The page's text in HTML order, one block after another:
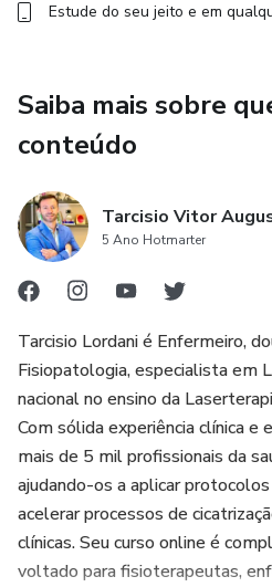
Estude do seu jeito e em
Saiba mais sobre
conteúdo
Tarcisio Vitor
5 Ano Hotmarter
Tarcisio Lordani é Enfermeiro,
Fisiopatologia, especialista em
nacional no ensino da
Com sólida experiência clínica e
mais de 5 mil profissionais da
ajudando-os a aplicar
acelerar processos de
clínicas. Seu curso online é
voltado para fisioterapeutas,